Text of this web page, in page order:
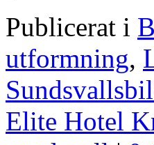
Publicerat i
utformning,
Elite Hotel